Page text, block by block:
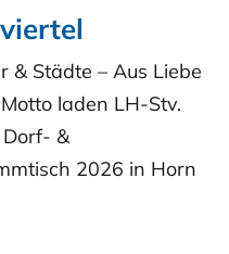
& Städte – Aus Liebe
laden LH-Stv.
&
2026 in Horn